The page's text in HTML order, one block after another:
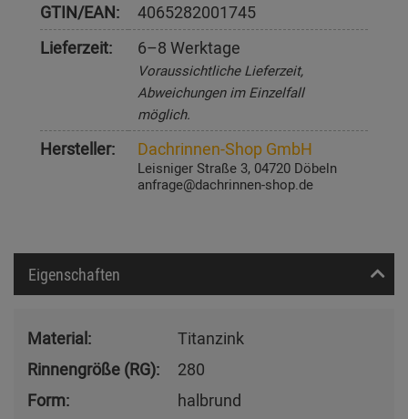
GTIN/EAN:
4065282001745
Lieferzeit:
6–8 Werktage
Voraussichtliche Lieferzeit,
Abweichungen im Einzelfall
möglich.
Hersteller: Dachrinnen-Shop GmbH
Leisniger Straße 3, 04720 Döbeln
anfrage@dachrinnen-shop.de
Eigenschaften
Material:
Titanzink
Rinnengröße (RG):
280
Form:
halbrund